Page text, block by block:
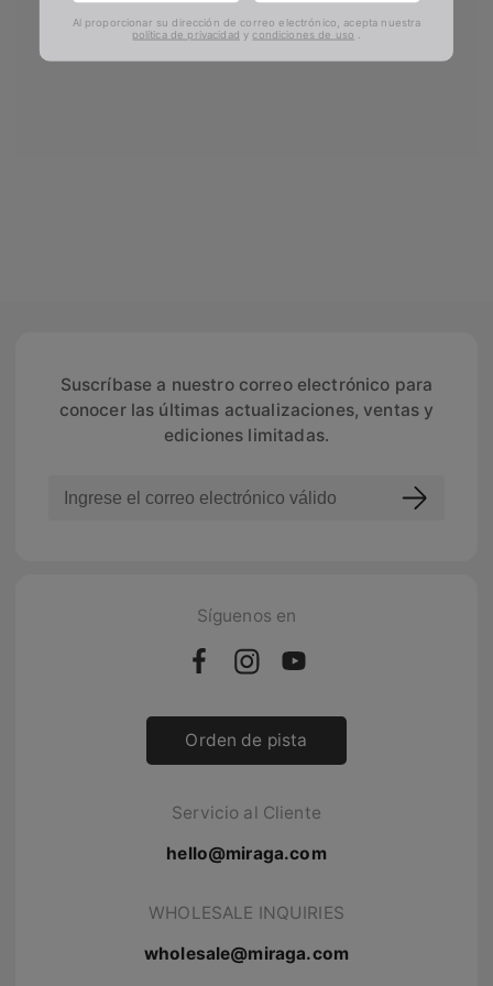
Suscríbase a nuestro correo electrónico para
conocer las últimas actualizaciones, ventas y
ediciones limitadas.
Síguenos en
Orden de pista
Servicio al Cliente
hello@miraga.com
WHOLESALE INQUIRIES
wholesale@miraga.com
Al proporcionar su dirección de correo electrónico, acepta nuestra
política de privacidad ycondiciones de uso